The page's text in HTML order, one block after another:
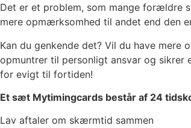
Det er et problem, som mange forældre
mere opmærksomhed til andet end den
Kan du genkende det? Vil du have mere
opmuntrer til personligt ansvar og sikrer
for evigt til fortiden!
Et sæt Mytimingcards består af 24
Lav aftaler om skærmtid sammen